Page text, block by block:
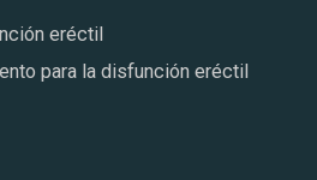
eréctil
para la disfunción eréctil